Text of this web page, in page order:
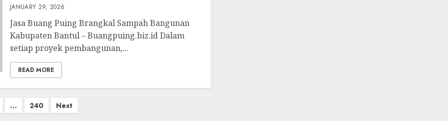
JANUARY 29, 2026
Jasa Buang Puing Brangkal Sampah Bangunan
Kabupaten Bantul – Buangpuing.biz.id Dalam
setiap proyek pembangunan,...
READ MORE
… 240 Next